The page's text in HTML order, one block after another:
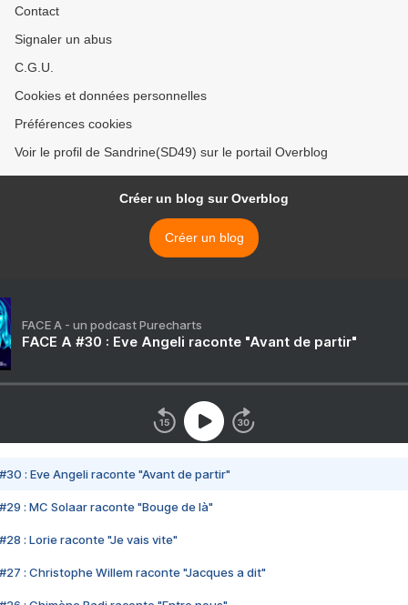
Contact
Signaler un abus
C.G.U.
Cookies et données personnelles
Préférences cookies
Voir le profil de Sandrine(SD49) sur le portail Overblog
Créer un blog sur Overblog
Créer un blog
FACE A - un podcast Purecharts
FACE A #30 : Eve Angeli raconte "Avant de partir"
#30 : Eve Angeli raconte "Avant de partir"
#29 : MC Solaar raconte "Bouge de là"
#28 : Lorie raconte "Je vais vite"
#27 : Christophe Willem raconte "Jacques a dit"